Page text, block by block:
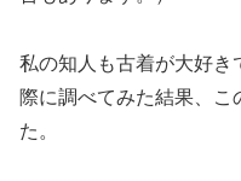
私の知人も古着が大好き
際に調べてみた結果、こ
た。